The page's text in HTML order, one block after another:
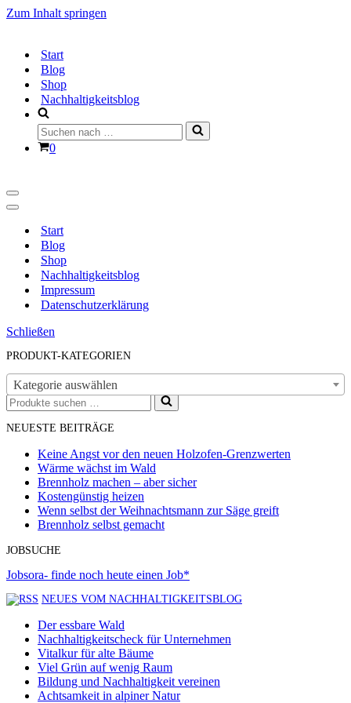
Zum Inhalt springen
Start
Blog
Shop
Nachhaltigkeitsblog
Suchen
nach …
Warenkorb
0
Navigationsmenü
Navigationsmenü
Start
Blog
Shop
Nachhaltigkeitsblog
Impressum
Datenschutzerklärung
Schließen
PRODUKT-KATEGORIEN
Kategorie auswählen
Suchen
nach …
NEUESTE BEITRÄGE
Keine Angst vor den neuen Holzofen-Grenzwerten
Wärme wächst im Wald
Brennholz machen – aber sicher
Kostengünstig heizen
Wenn selbst der Weihnachtsmann zur Säge greift
Brennholz selbst gemacht
JOBSUCHE
Jobsora- finde noch heute einen Job*
NEUES VOM NACHHALTIGKEITSBLOG
Der essbare Wald
Nachhaltigkeitscheck für Unternehmen
Vitalkur für alte Bäume
Viel Grün auf wenig Raum
Bildung und Nachhaltigkeit vereinen
Achtsamkeit in alpiner Natur